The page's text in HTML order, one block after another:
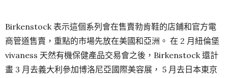
Birkenstock 表示這個系列會在售賣勃肯鞋的店鋪和官方電
商管道售賣，重點的市場先放在美國和亞洲。 在 2 月紐倫堡
vivaness 天然有機保健產品交易會之後，Birkenstock 還計
畫 3 月去義大利參加博洛尼亞國際美容展， 5 月去日本東京